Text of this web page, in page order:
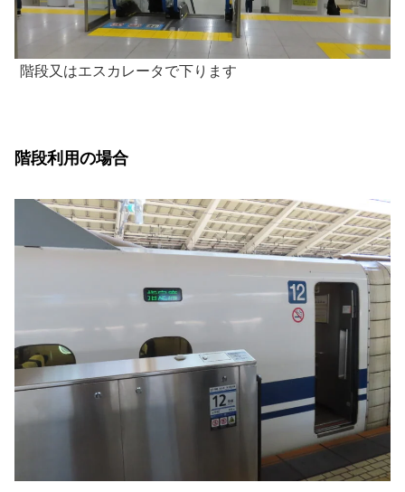
階段又はエスカレータで下ります
階段利用の場合